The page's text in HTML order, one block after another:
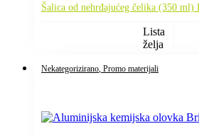
Šalica od nehrđajućeg čelika (350 ml)
Lista
želja
Nekategorizirano , Promo materijali